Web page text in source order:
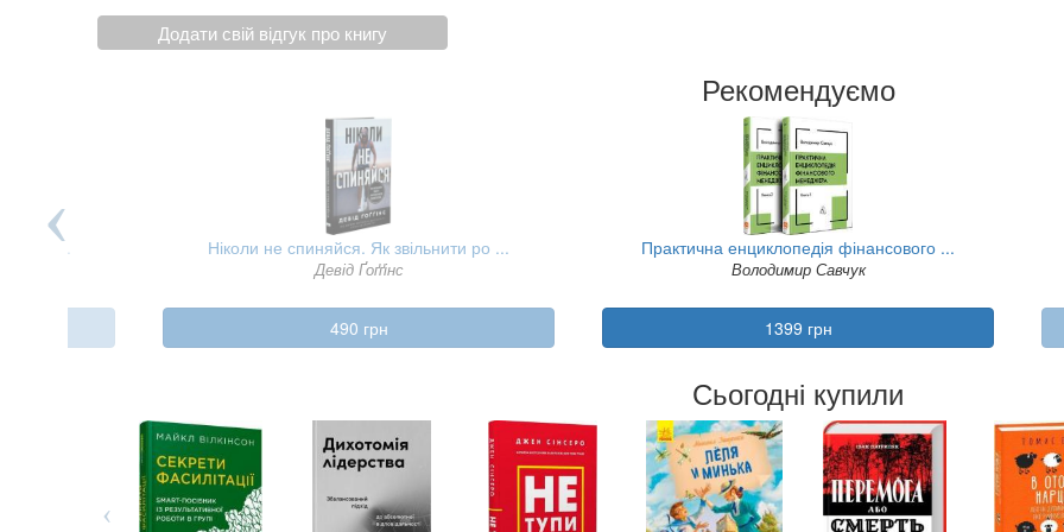
Додати свій відгук про книгу
Рекомендуємо
нашо ... Ніколи не спиняйся. Як звільнити ро ...
Девід Ґоґґінс
490 грн
Практична енциклопедія фінансового ...
Володимир Савчук
1399 грн
Сьогодні купили